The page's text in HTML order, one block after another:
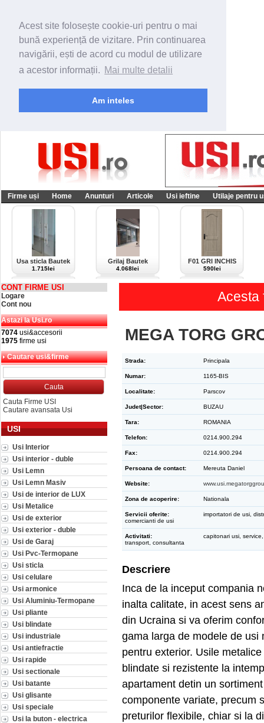
Acest site folosește cookie-uri pentru o mai
bună experiență de vizitare. Prin continuarea
navigării, ești de acord cu modul de utilizare
a acestor informații. Mai multe detalii
Am inteles
Firme uși Home Anunturi Articole Usi ieftine Utilaje pentru
Usa sticla Bautek
1.715lei
Grilaj Bautek
4.068lei
F01 GRI INCHIS
590lei
CONT FIRME USI
Logare
Cont nou
Astazi la Usi.ro
7074 usi&accesorii
1975 firme usi
Cautare usi&firme
Cauta Firme USI
Cautare avansata Usi
USI
Usi Interior
Usi interior - duble
Usi Lemn
Usi Lemn Masiv
Usi de interior de LUX
Usi Metalice
Usi de exterior
Usi exterior - duble
Usi de Garaj
Usi Pvc-Termopane
Usi sticla
Usi celulare
Usi armonice
Usi Aluminiu-Termopane
Usi pliante
Usi blindate
Usi industriale
Usi antiefractie
Usi rapide
Usi sectionale
Usi batante
Usi glisante
Usi speciale
Usi la buton - electrica
Acesta
MEGA TORG
Strada: Principala
Numar: 1165-BIS
Localitate: Parscov
Judet|Sector: BUZAU
Tara: ROMANIA
Telefon: 0214.900.294
Fax: 0214.900.294
Persoana de contact: Mereuta Daniel
Website:
Zona de acoperire: Nationala
Servicii oferite:
importatori de usi,
comercianti de usi
Activitati:
capitonari usi,
transport, consultanta
Descriere
Inca de la inceput compania
inalta calitate, in acest sens
din Ucraina si va oferim
gama larga de modele de
pentru exterior. Usile
blindate si rezistente la
apartament detin un
componente variate, precum
preturilor flexibile, chiar si la